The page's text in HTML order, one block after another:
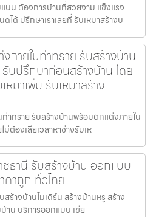
บน ต้องการบ้านที่สวยงาม แข็งแรง
ด้ ปรึกษาเราเลยที่ รับเหมาสร้างบ
ภายในท่าทราย รับสร้างบ้าน
บปรึกษาก่อนสร้างบ้าน โดย
หมาเพิ่ม รับเหมาสร้าง
าทราย รับสร้างบ้านพร้อมตกแต่งภายใน
ต้องเสียเวลาหาช่างรับเห
ธานี รับสร้างบ้าน ออกแบบ
คาถูก ทั่วไทย
ร้างบ้านโมเดิร์น สร้างบ้านหรู สร้าง
าน บริการออกแบบ เขีย